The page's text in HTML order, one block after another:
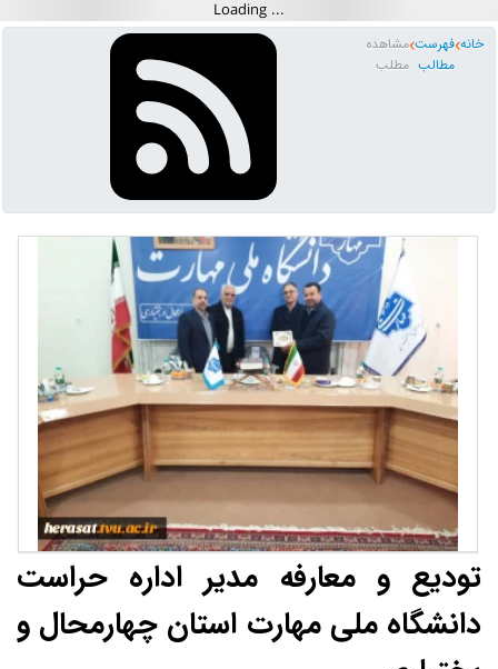
خانه فهرست
مطالب
مشاهده
مطلب
تودیع و معارفه مدیر اداره حراست
دانشگاه ملی مهارت استان چهارمحال و